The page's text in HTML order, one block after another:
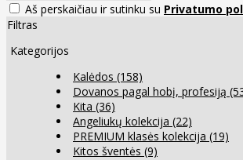
Aš perskaičiau ir sutinku su Privatumo
Filtras
Kategorijos
Kalėdos (158)
Dovanos pagal hobį, profesiją
Kita (36)
Angeliukų kolekcija (22)
PREMIUM klasės kolekcija (19)
Kitos šventės (9)